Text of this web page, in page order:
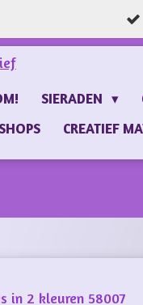
SIERADEN
CREATIEF